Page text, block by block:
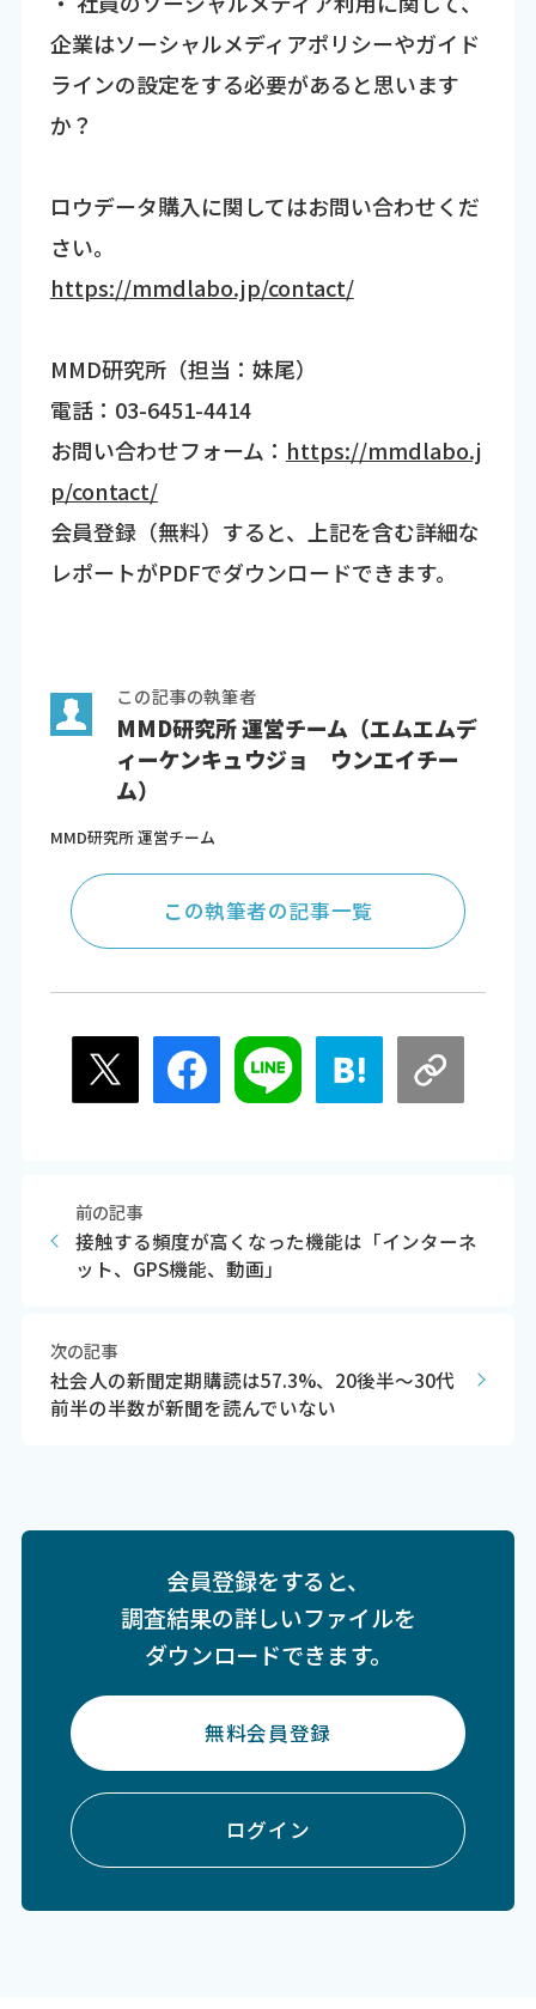
企業はソーシャルメディアポリシーやガイド
ラインの設定をする必要があると思います
か？
ロウデータ購入に関してはお問い合わせくだ
さい。
https://mmdlabo.jp/contact/
MMD研究所（担当：妹尾）
電話：03-6451-4414
お問い合わせフォーム： https://mmdlabo.j
p/contact/
会員登録（無料）すると、上記を含む詳細な
レポートがPDFでダウンロードできます。
この記事の執筆者
MMD研究所 運営チーム（エムエムデ
ィーケンキュウジョ ウンエイチー
ム）
MMD研究所 運営チーム
この執筆者の記事一覧
前の記事
接触する頻度が高くなった機能は「インターネ
ット、GPS機能、動画」
次の記事
社会人の新聞定期購読は57.3%、20後半～30代
前半の半数が新聞を読んでいない
会員登録をすると、
調査結果の詳しいファイルを
ダウンロードできます。
無料会員登録
ログイン